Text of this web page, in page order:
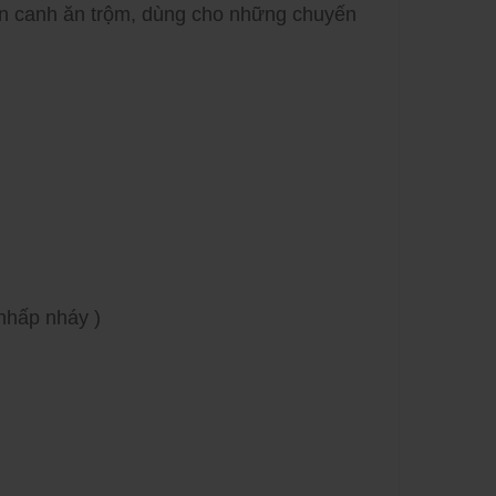
canh ăn trộm, dùng cho những chuyến
nháy )
Này
Sắp
Nhất